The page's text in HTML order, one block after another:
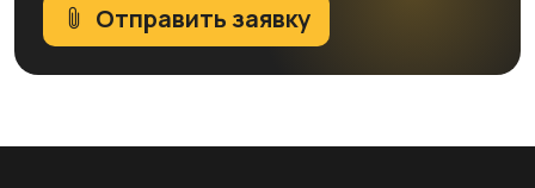
Отправить заявку